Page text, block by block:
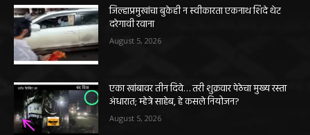
जिल्हाप्रमुखांचा बुकेही न स्वीकारता एकनाथ शिंदे थेट
दरेगावी रवाना
August 5, 2026
एका खांबावर तीन दिवे… तरी शुक्रवार पेठेचा मुख्य रस्ता
अंधारात; म्हेत्रे साहेब, हे कसले नियोजन?
August 5, 2026